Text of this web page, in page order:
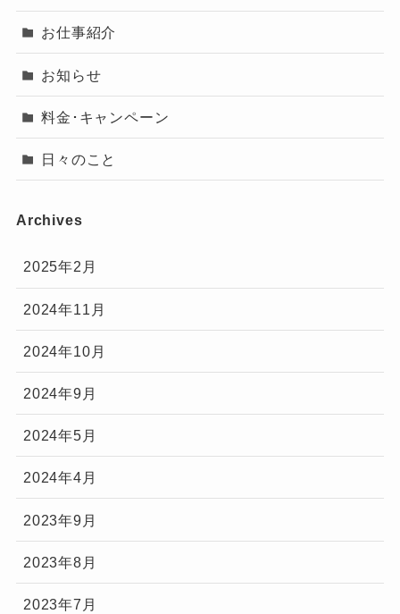
お仕事紹介
お知らせ
料金･キャンペーン
日々のこと
Archives
2025年2月
2024年11月
2024年10月
2024年9月
2024年5月
2024年4月
2023年9月
2023年8月
2023年7月